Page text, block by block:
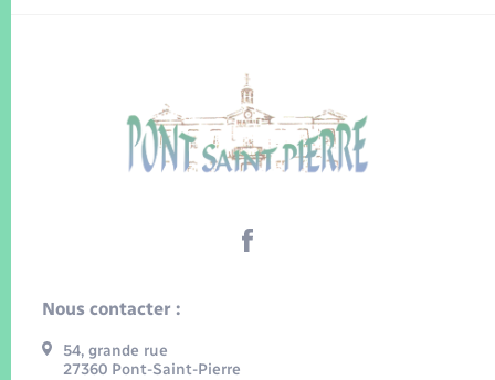
Nous contacter :
54, grande rue
27360 Pont-Saint-Pierre